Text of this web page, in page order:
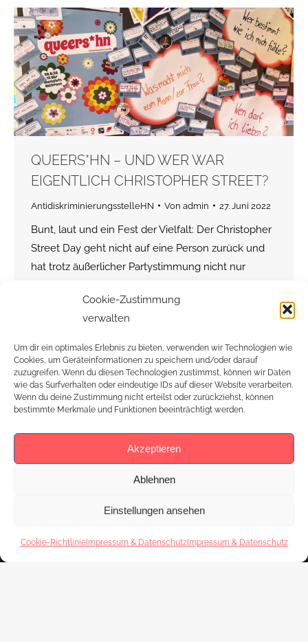
Cookie-Zustimmung
verwalten
Um dir ein optimales Erlebnis zu bieten, verwenden wir Technologien wie
Cookies, um Geräteinformationen zu speichern und/oder darauf
zuzugreifen. Wenn du diesen Technologien zustimmst, können wir Daten
wie das Surfverhalten oder eindeutige IDs auf dieser Website verarbeiten.
Wenn du deine Zustimmung nicht erteilst oder zurückziehst, können
bestimmte Merkmale und Funktionen beeinträchtigt werden.
Akzeptieren
Ablehnen
Einstellungen ansehen
Cookie-RichtlinieImpressum & DatenschutzImpressum & Datenschutz
QUEERS*HN – UND WER WAR
EIGENTLICH CHRISTOPHER STREET?
AntidiskriminierungsstelleHN Von admin 27. Juni 2022
Bunt, laut und ein Fest der Vielfalt: Der Christopher
Street Day geht nicht auf eine Person zurück und
hat trotz äußerlicher Partystimmung nicht nur
Namensgeber für eine der weltweit größten
Gedenk- und Demonstrationsaktionen der
der Pride Month Juni mit seinen vielen Aktionen,
Demonstrationen und…